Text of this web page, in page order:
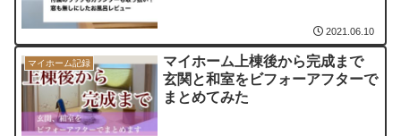
2021.06.10
マイホーム記録
マイホーム上棟後から完成まで
玄関と和室をビフォーアフターで
まとめてみた